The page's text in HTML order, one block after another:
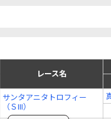
レース名
サンタアニタトロフィー
（ＳIII）